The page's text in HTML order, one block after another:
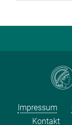
Impressum
Kontakt